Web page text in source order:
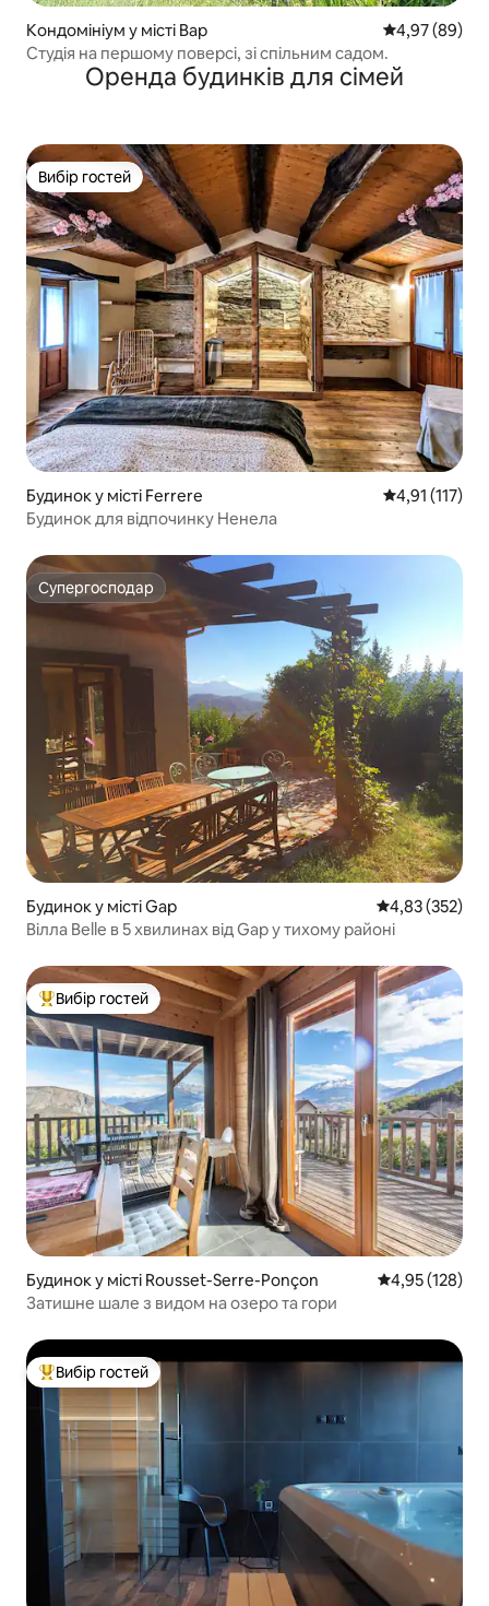
Кондомініум у місті Вар Середня
4,97 (89)
Студія на першому поверсі, зі спільним садом.
Оренда будинків для сімей
Вибір гостей
Вибір гостей
Будинок у місті Ferrere Середня
4,91 (117)
Будинок для відпочинку Ненела
Супергосподар
Супергосподар
Будинок у місті Gap Середня
4,83 (352)
Вілла Belle в 5 хвилинах від Gap у тихому районі
Топ вибір гостей
Вибір гостей
Будинок у місті Rousset-Serre-Ponçon Середня
4,95 (128)
Затишне шале з видом на озеро та гори
Топ вибір гостей
Вибір гостей